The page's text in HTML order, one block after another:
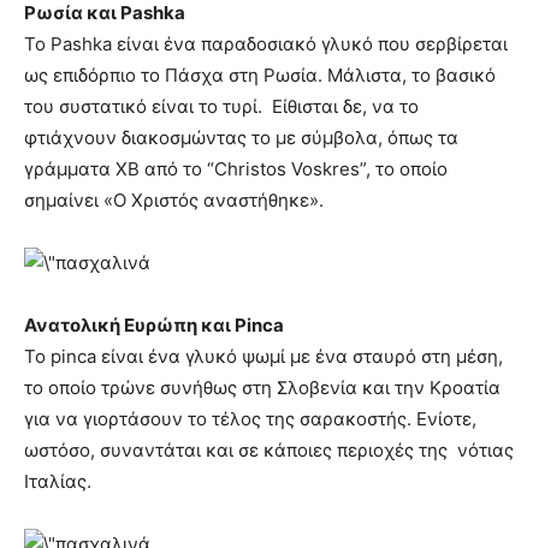
Ρωσία και Pashka
Το Pashka είναι ένα παραδοσιακό γλυκό που σερβίρεται
ως επιδόρπιο το Πάσχα στη Ρωσία. Μάλιστα, το βασικό
του συστατικό είναι το τυρί. Είθισται δε, να το
φτιάχνουν διακοσμώντας το με σύμβολα, όπως τα
γράμματα XB από το “Christos Voskres”, το οποίο
σημαίνει «Ο Χριστός αναστήθηκε».
Ανατολική Ευρώπη και Pinca
To pinca είναι ένα γλυκό ψωμί με ένα σταυρό στη μέση,
το οποίο τρώνε συνήθως στη Σλοβενία και την Κροατία
για να γιορτάσουν το τέλος της σαρακοστής. Ενίοτε,
ωστόσο, συναντάται και σε κάποιες περιοχές της νότιας
Ιταλίας.